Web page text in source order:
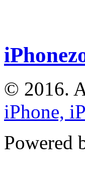
© 2016.
iPhone,
Powered